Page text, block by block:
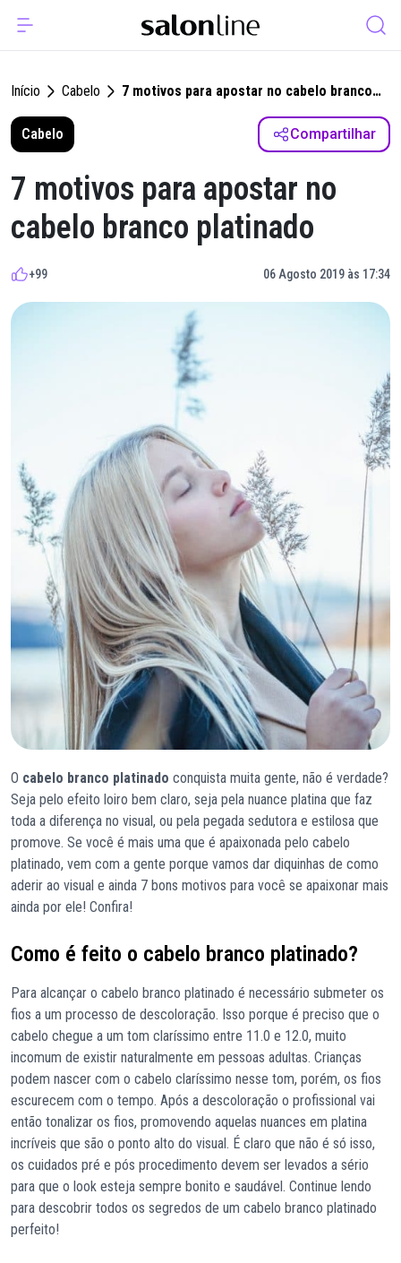
Início Cabelo
7 motivos para apostar no cabelo branco
Cabelo
Compartilhar
7 motivos para apostar no
cabelo branco platinado
+99 06 Agosto 2019 às 17:34
O cabelo branco platinado conquista muita gente, não é verdade?
Seja pelo efeito loiro bem claro, seja pela nuance platina que faz
toda a diferença no visual, ou pela pegada sedutora e estilosa que
promove. Se você é mais uma que é apaixonada pelo cabelo
platinado, vem com a gente porque vamos dar diquinhas de como
aderir ao visual e ainda 7 bons motivos para você se apaixonar mais
ainda por ele! Confira!
Como é feito o cabelo branco platinado?
Para alcançar o cabelo branco platinado é necessário submeter os
fios a um processo de descoloração. Isso porque é preciso que o
cabelo chegue a um tom claríssimo entre 11.0 e 12.0, muito
incomum de existir naturalmente em pessoas adultas. Crianças
podem nascer com o cabelo claríssimo nesse tom, porém, os fios
escurecem com o tempo. Após a descoloração o profissional vai
então tonalizar os fios, promovendo aquelas nuances em platina
incríveis que são o ponto alto do visual. É claro que não é só isso,
os cuidados pré e pós procedimento devem ser levados a sério
para que o look esteja sempre bonito e saudável. Continue lendo
para descobrir todos os segredos de um cabelo branco platinado
perfeito!